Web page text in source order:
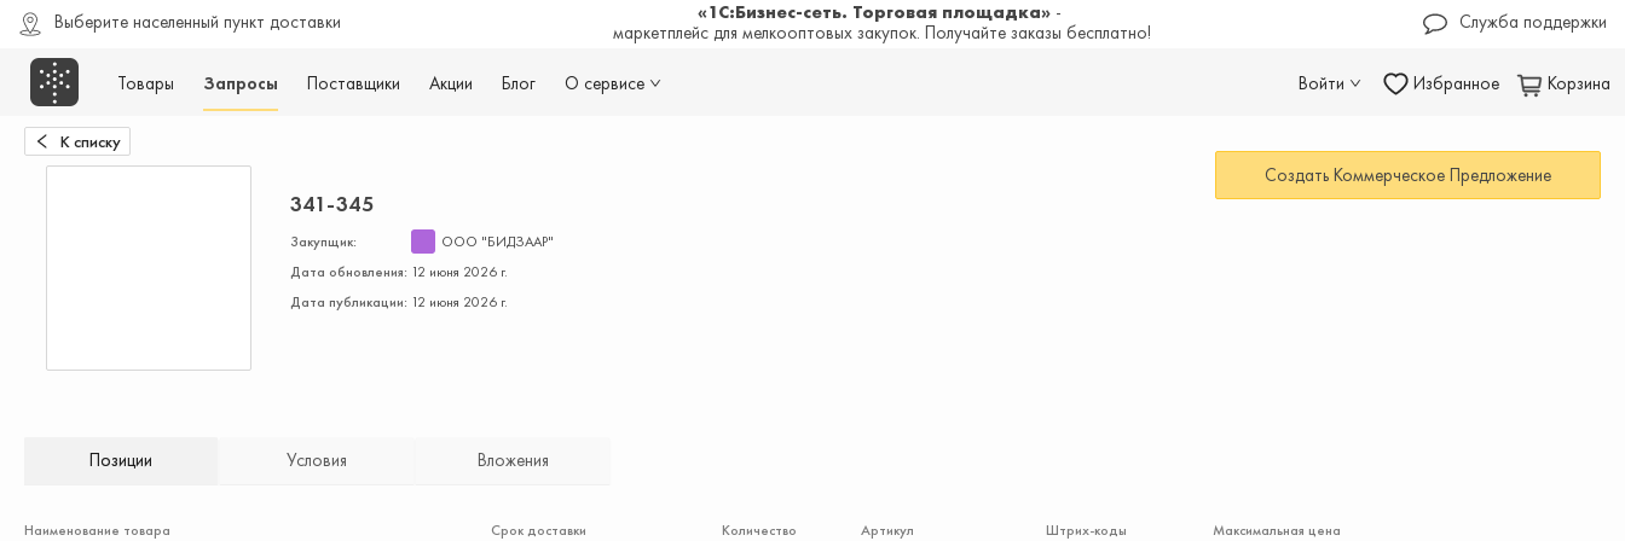
Выберите населенный пункт доставки «1С:Бизнес-сеть. Торговая площадка» -
маркетплейс для мелкооптовых закупок. Получайте заказы бесплатно!
Служба поддержки
Товары Запросы Поставщики Акции Блог О сервисе Войти Избранное Корзина
К списку
341-345
Закупщик:
ООО "БИДЗААР"
Дата обновления: 12 июня 2026 г.
Дата публикации: 12 июня 2026 г.
Создать Коммерческое Предложение
Позиции Условия Вложения
Наименование товара Срок доставки Количество Артикул Штрих-коды Максимальная цена